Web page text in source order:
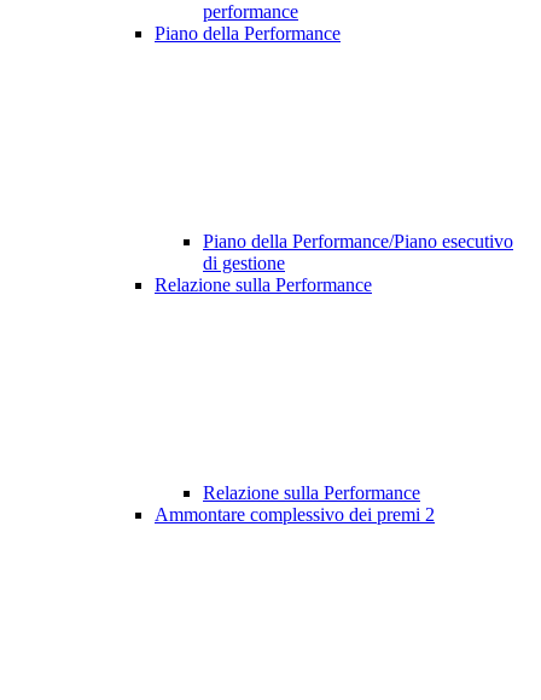
performance
Piano della Performance
Piano della Performance/Piano esecutivo
di gestione
Relazione sulla Performance
Relazione sulla Performance
Ammontare complessivo dei premi 2